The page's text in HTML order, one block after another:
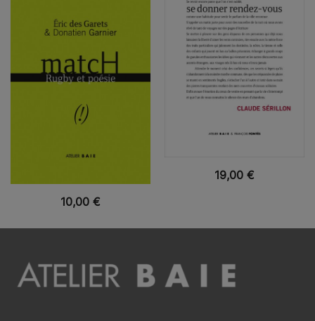
VUE RAPIDE
10,00 €
VUE RAPIDE
19,00 €